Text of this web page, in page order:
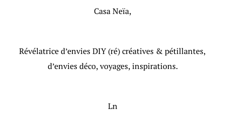
Casa Neïa,
Révélatrice d’envies DIY (ré) créatives & pétillantes,
d’envies déco, voyages, inspirations.
Ln